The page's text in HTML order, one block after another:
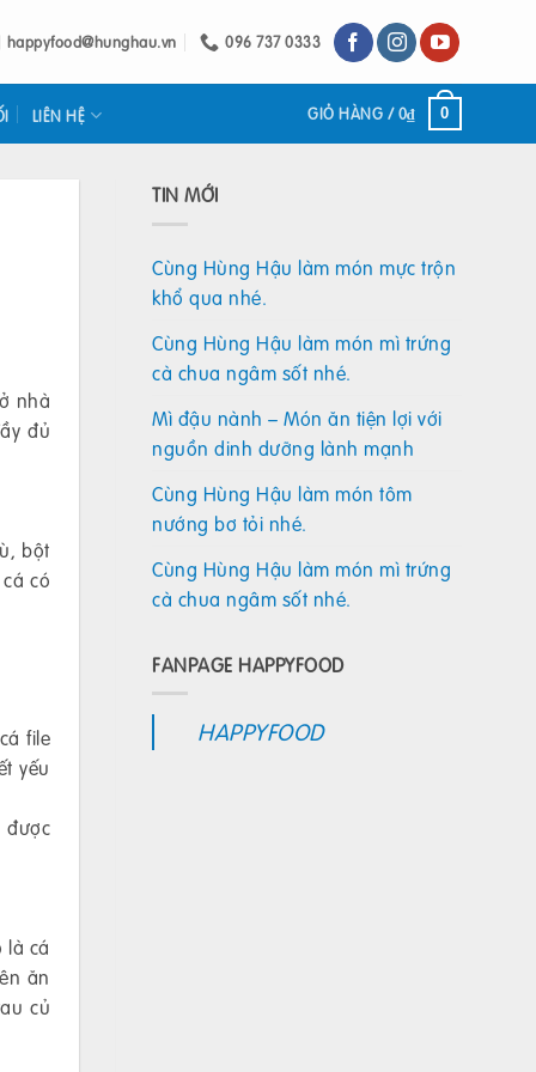
happyfood@hunghau.vn 096 737 0333
LIÊN HỆ GIỎ HÀNG /0₫ 0
nhà
đủ
bột
có
file
yếu
được
là cá
ăn
củ
TIN MỚI
Cùng Hùng Hậu làm món mực trộn
khổ qua nhé.
Cùng Hùng Hậu làm món mì trứng
cà chua ngâm sốt nhé.
Mì đậu nành – Món ăn tiện lợi với
nguồn dinh dưỡng lành mạnh
Cùng Hùng Hậu làm món tôm
nướng bơ tỏi nhé.
Cùng Hùng Hậu làm món mì trứng
cà chua ngâm sốt nhé.
FANPAGE HAPPYFOOD
HAPPYFOOD